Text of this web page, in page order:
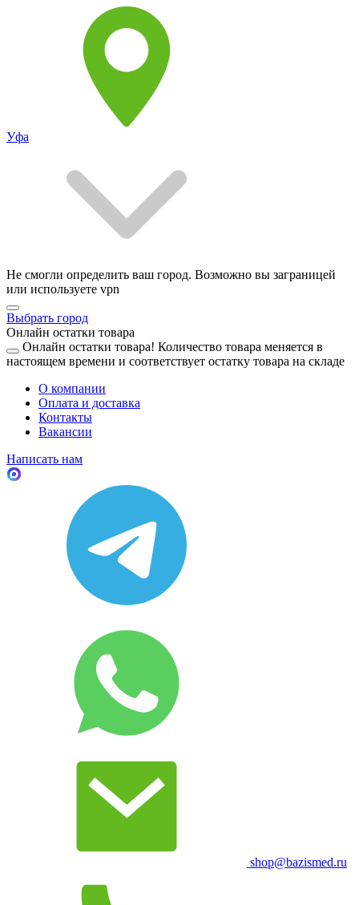
Уфа
Не смогли определить ваш город. Возможно вы заграницей
или используете vpn
Выбрать город
Онлайн остатки товара
Онлайн остатки товара! Количество товара меняется в
настоящем времени и соответствует остатку товара на складе
О компании
Оплата и доставка
Контакты
Вакансии
Написать нам
shop@bazismed.ru